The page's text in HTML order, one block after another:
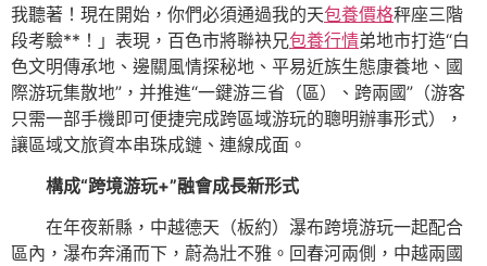
我聽著！現在開始，你們必須通過我的天包養價格秤座三階
段考驗**！」表現，百色市將聯袂兄包養行情弟地市打造“白
色文明傳承地、邊關風情探秘地、平易近族生態康養地、國
際游玩集散地”，并推進“一鍵游三省（區）、跨兩國”（游客
只需一部手機即可便捷完成跨區域游玩的聰明辦事形式），
讓區域文旅資本串珠成鏈、連線成面。
構成“跨境游玩+”融會成長新形式
在年夜新縣，中越德天（板約）瀑布跨境游玩一起配合
區內，瀑布奔涌而下，蔚為壯不雅。回春河兩側，中越兩國